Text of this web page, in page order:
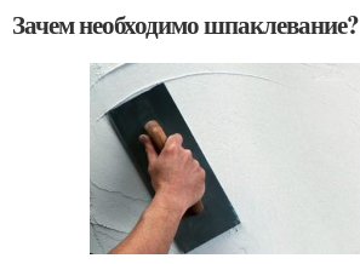
Зачем необходимо шпаклевание?